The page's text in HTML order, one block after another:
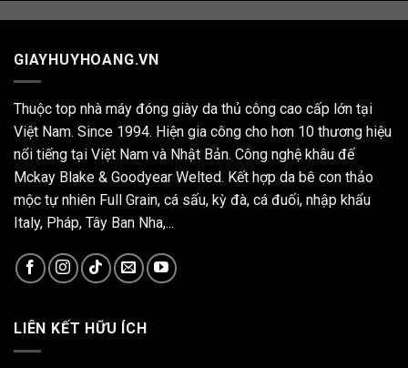
GIAYHUYHOANG.VN
Thuộc top nhà máy đóng giày da thủ công cao cấp lớn tại
Việt Nam. Since 1994. Hiện gia công cho hơn 10 thương hiệu
nổi tiếng tại Việt Nam và Nhật Bản. Công nghệ khâu đế
Mckay Blake & Goodyear Welted. Kết hợp da bê con thảo
mộc tự nhiên Full Grain, cá sấu, kỳ đà, cá đuối, nhập khẩu
Italy, Pháp, Tây Ban Nha,...
LIÊN KẾT HỮU ÍCH